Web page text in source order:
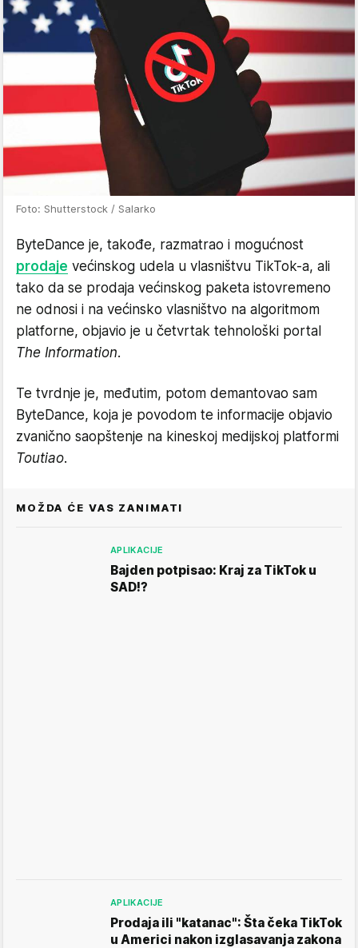
Foto: Shutterstock / Salarko
ByteDance je, takođe, razmatrao i mogućnost
prodaje većinskog udela u vlasništvu TikTok-a, ali
tako da se prodaja većinskog paketa istovremeno
ne odnosi i na većinsko vlasništvo na algoritmom
platforne, objavio je u četvrtak tehnološki portal
The Information.
Te tvrdnje je, međutim, potom demantovao sam
ByteDance, koja je povodom te informacije objavio
zvanično saopštenje na kineskoj medijskoj platformi
Toutiao.
MOŽDA ĆE VAS ZANIMATI
APLIKACIJE
Bajden potpisao: Kraj za TikTok u
SAD!?
APLIKACIJE
Prodaja ili "katanac": Šta čeka TikTok
u Americi nakon izglasavanja zakona